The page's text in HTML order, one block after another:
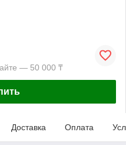
— 50 000 ₸
Доставка Оплата